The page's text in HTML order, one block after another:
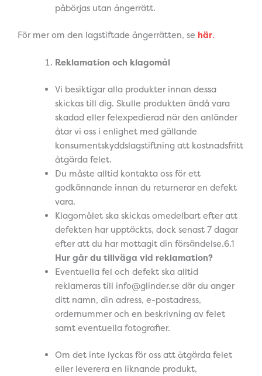
påbörjas utan ångerrätt.
För mer om den lagstiftade ångerrätten, se här.
Reklamation och klagomål
Vi besiktigar alla produkter innan dessa
skickas till dig. Skulle produkten ändå vara
skadad eller felexpedierad när den anländer
åtar vi oss i enlighet med gällande
konsumentskyddslagstiftning att kostnadsfritt
åtgärda felet.
Du måste alltid kontakta oss för ett
godkännande innan du returnerar en defekt
vara.
Klagomålet ska skickas omedelbart efter att
defekten har upptäckts, dock senast 7 dagar
efter att du har mottagit din försändelse.6.1
Hur går du tillväga vid reklamation?
Eventuella fel och defekt ska alltid
reklameras till info@glinder.se där du anger
ditt namn, din adress, e-postadress,
ordernummer och en beskrivning av felet
samt eventuella fotografier.
Om det inte lyckas för oss att åtgärda felet
eller leverera en liknande produkt,